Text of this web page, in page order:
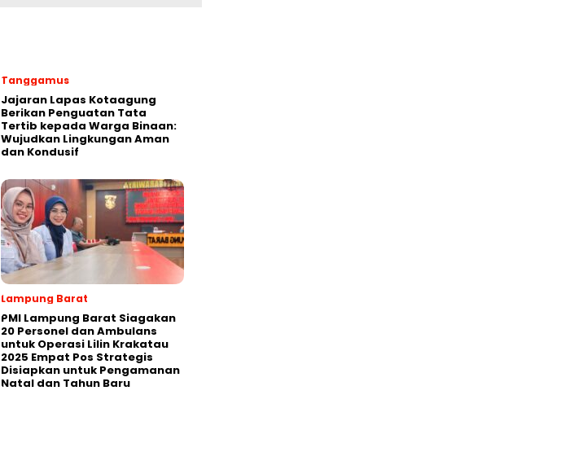
Tanggamus
Jajaran Lapas Kotaagung
Berikan Penguatan Tata
Tertib kepada Warga Binaan:
Wujudkan Lingkungan Aman
dan Kondusif
Lampung Barat
PMI Lampung Barat Siagakan
20 Personel dan Ambulans
untuk Operasi Lilin Krakatau
2025 Empat Pos Strategis
Disiapkan untuk Pengamanan
Natal dan Tahun Baru